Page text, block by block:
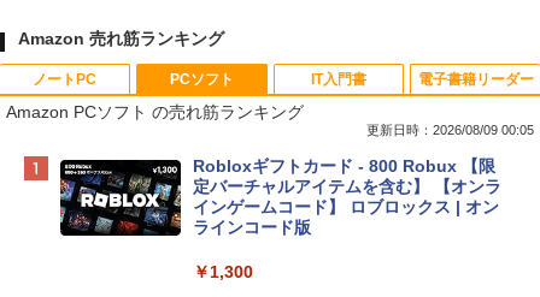
Amazon 売れ筋ランキング
ノートPC
Apple 2026 MacBook Neo A18 Proチッ
プ搭載13インチノートブック：AIとAppl
e Intelligenceのために設計、Liquid Ret
inaディスプレイ、8GBユニファイドメモ
eTime HDカメラ、Touch ID - インディ
PCソフト
Amazon PCソフト の売れ筋ランキング
更新日時：2026/08/09 00:05
Robloxギフトカード - 800 Robux 【限
定バーチャルアイテムを含む】 【オンラ
インゲームコード】 ロブロックス | オン
ラインコード版
￥1,300
IT入門書 電子書籍リーダー